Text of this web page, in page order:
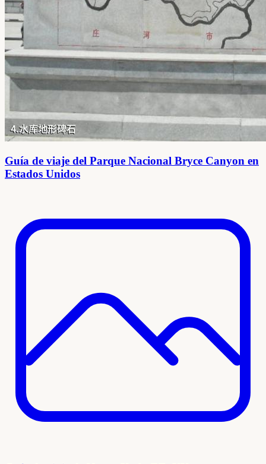
Guía de viaje del Parque Nacional Bryce Canyon en
Estados Unidos